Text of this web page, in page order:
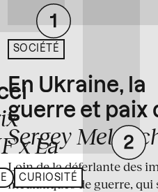
x La
CURIOSITÉ
SOCIÉTÉ
En Ukraine, la
guerre et paix
Sergey
Loin de la déferlante des
médiatiques de guerre, qui